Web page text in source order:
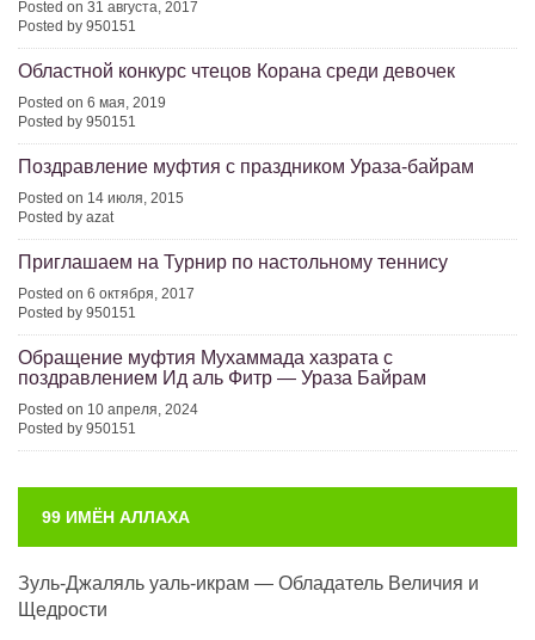
Posted on 31 августа, 2017
Posted by 950151
Областной конкурс чтецов Корана среди девочек
Posted on 6 мая, 2019
Posted by 950151
Поздравление муфтия с праздником Ураза-байрам
Posted on 14 июля, 2015
Posted by azat
Приглашаем на Турнир по настольному теннису
Posted on 6 октября, 2017
Posted by 950151
Обращение муфтия Мухаммада хазрата с
поздравлением Ид аль Фитр — Ураза Байрам
Posted on 10 апреля, 2024
Posted by 950151
99 ИМЁН АЛЛАХА
Зуль-Джаляль уаль-икрам — Обладатель Величия и
Щедрости